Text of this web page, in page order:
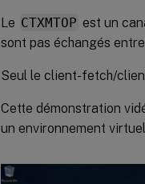
Le CTXMTOP est un
sont pas échangés
Seul le client-fetch/
Cette démonstration
un environnement